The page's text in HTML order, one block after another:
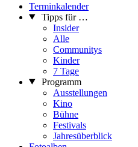
Terminkalender
Tipps für …
Insider
Alle
Communitys
Kinder
7 Tage
Programm
Ausstellungen
Kino
Bühne
Festivals
Jahresüberblick